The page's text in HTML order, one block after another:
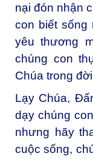
nại đón nhận
con biết sống
yêu thương
chúng con
Chúa trong
Lạy Chúa,
dạy chúng
nhưng hãy
cuộc sống,